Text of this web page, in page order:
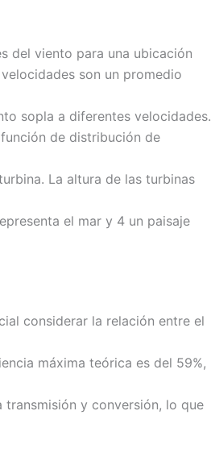
del viento para una ubicación
son un promedio
sopla a diferentes velocidades.
de distribución de
La altura de las turbinas
el mar y 4 un paisaje
considerar la relación entre el
máxima teórica es del 59%,
transmisión y conversión, lo que